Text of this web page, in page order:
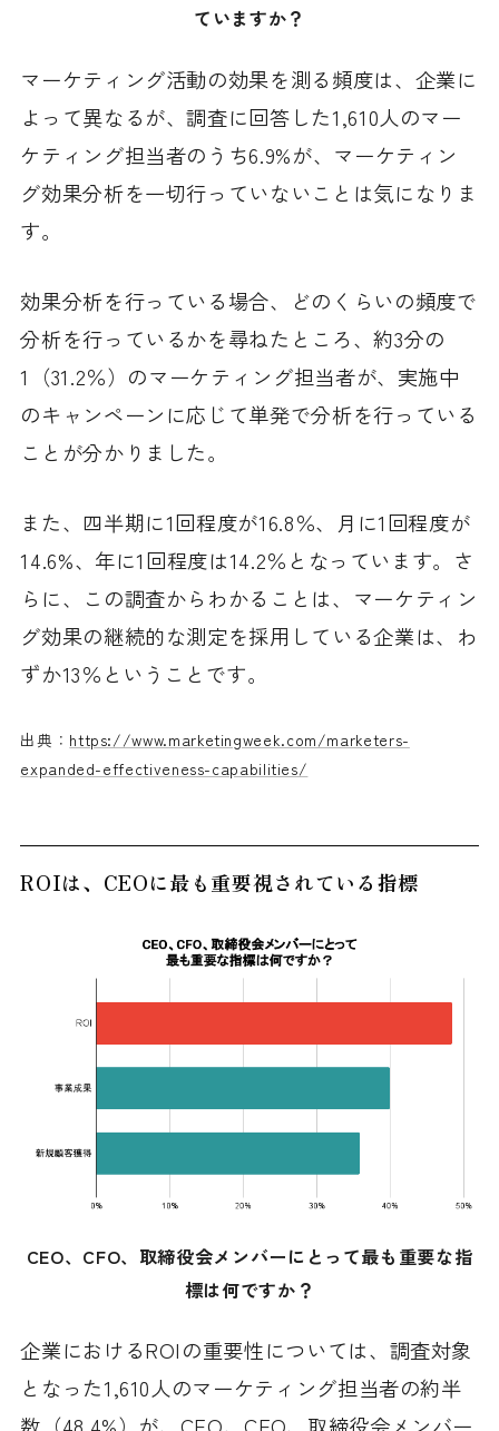
ていますか？
マーケティング活動の効果を測る頻度は、企業に
よって異なるが、調査に回答した1,610人のマー
ケティング担当者のうち6.9%が、マーケティン
グ効果分析を一切行っていないことは気になりま
す。
効果分析を行っている場合、どのくらいの頻度で
分析を行っているかを尋ねたところ、約3分の
1（31.2％）のマーケティング担当者が、実施中
のキャンペーンに応じて単発で分析を行っている
ことが分かりました。
また、四半期に1回程度が16.8％、月に1回程度が
14.6%、年に1回程度は14.2％となっています。さ
らに、この調査からわかることは、マーケティン
グ効果の継続的な測定を採用している企業は、わ
ずか13％ということです。
出典： https://www.marketingweek.com/marketers-
expanded-effectiveness-capabilities/
ROIは、CEOに最も重要視されている指標
CEO、CFO、取締役会メンバーにとって最も重要な指
標は何ですか？
企業におけるROIの重要性については、調査対象
となった1,610人のマーケティング担当者の約半